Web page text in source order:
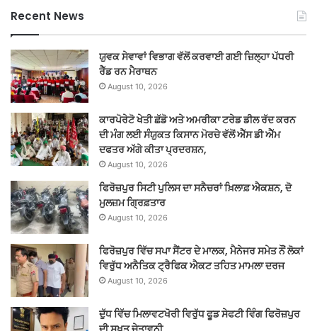
Recent News
ਯੁਵਕ ਸੇਵਾਵਾਂ ਵਿਭਾਗ ਵੱਲੋਂ ਕਰਵਾਈ ਗਈ ਜ਼ਿਲ੍ਹਾ ਪੱਧਰੀ
ਰੈੱਡ ਰਨ ਮੈਰਾਥਨ
August 10, 2026
ਕਾਰਪੋਰੇਟੋ ਖੇਤੀ ਛੱਡੋ ਅਤੇ ਅਮਰੀਕਾ ਟਰੇਡ ਡੀਲ ਰੱਦ ਕਰਨ
ਦੀ ਮੰਗ ਲਈ ਸੰਯੁਕਤ ਕਿਸਾਨ ਮੋਰਚੇ ਵੱਲੋਂ ਐੱਸ ਡੀ ਐੱਮ
ਦਫਤਰ ਅੱਗੇ ਕੀਤਾ ਪ੍ਰਦਰਸ਼ਨ,
August 10, 2026
ਫਿਰੋਜ਼ਪੁਰ ਸਿਟੀ ਪੁਲਿਸ ਦਾ ਸਨੈਚਰਾਂ ਖ਼ਿਲਾਫ਼ ਐਕਸ਼ਨ, ਦੋ
ਮੁਲਜ਼ਮ ਗ੍ਰਿਫ਼ਤਾਰ
August 10, 2026
ਫਿਰੋਜ਼ਪੁਰ ਵਿੱਚ ਸਪਾ ਸੈਂਟਰ ਦੇ ਮਾਲਕ, ਮੈਨੇਜਰ ਸਮੇਤ ਨੌਂ ਲੋਕਾਂ
ਵਿਰੁੱਧ ਅਨੈਤਿਕ ਟ੍ਰੈਫਿਕ ਐਕਟ ਤਹਿਤ ਮਾਮਲਾ ਦਰਜ
August 10, 2026
ਦੁੱਧ ਵਿੱਚ ਮਿਲਾਵਟਖੋਰੀ ਵਿਰੁੱਧ ਫੂਡ ਸੇਫਟੀ ਵਿੰਗ ਫਿਰੋਜ਼ਪੁਰ